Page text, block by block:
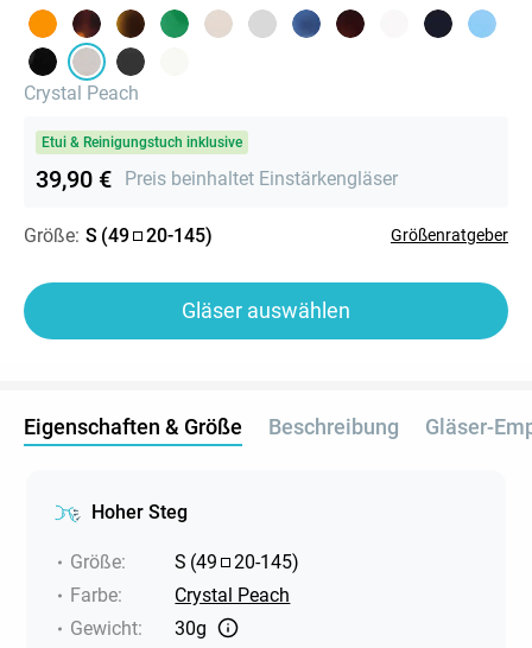
Crystal Peach
Etui & Reinigungstuch inklusive
39,90 € Preis beinhaltet Einstärkengläser
Größe: S (49 20-145) Größenratgeber
Gläser auswählen
Eigenschaften & Größe Beschreibung Gläser-
Hoher Steg
Größe: S (49 20-145)
Farbe:
Crystal Peach
Gewicht:
30g